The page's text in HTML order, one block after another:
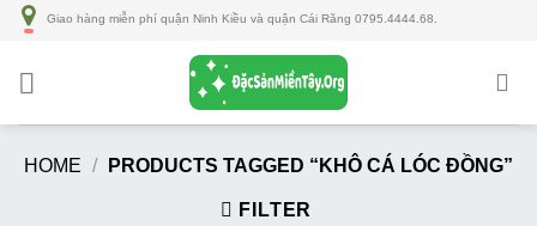
Số
Giao hàng miễn phí quận Ninh Kiều và quận Cái Răng 0795.4444.68.
HOME / PRODUCTS TAGGED “KHÔ CÁ LÓC ĐỒNG”
FILTER